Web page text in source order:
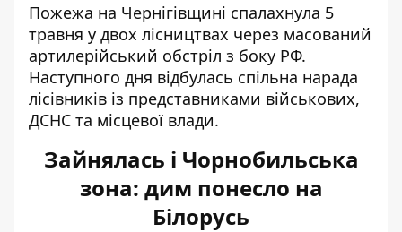
Пожежа на Чернігівщині спалахнула 5
травня у двох лісництвах через масований
артилерійський обстріл з боку РФ.
Наступного дня відбулась спільна нарада
лісівників із представниками військових,
ДСНС та місцевої влади.
Зайнялась і Чорнобильська
зона: дим понесло на
Білорусь